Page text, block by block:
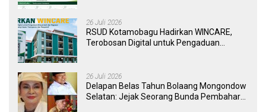
26 Juli 2026
RSUD Kotamobagu Hadirkan WINCARE,
Terobosan Digital untuk Pengaduan
26 Juli 2026
Delapan Belas Tahun Bolaang Mongondow
Selatan: Jejak Seorang Bunda Pembaharu